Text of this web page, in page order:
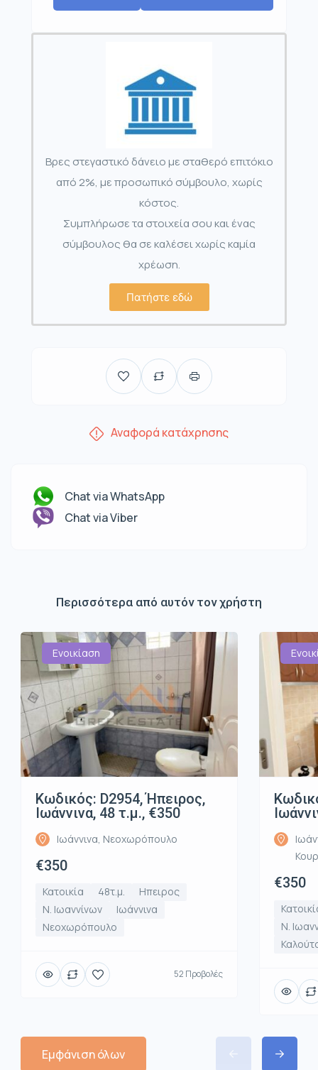
Βρες στεγαστικό δάνειο με σταθερό επιτόκιο
από 2%, με προσωπικό σύμβουλο, χωρίς
κόστος.
Συμπλήρωσε τα στοιχεία σου και ένας
σύμβουλος θα σε καλέσει χωρίς καμία
χρέωση.
Πατήστε εδώ
Αναφορά κατάχρησης
Chat via WhatsApp
Chat via Viber
Περισσότερα από αυτόν τον χρήστη
Ενοικίαση
Κωδικός: D2954, Ήπειρος,
Ιωάννινα, 48 τ.μ., €350
Ιωάννινα, Νεοχωρόπουλο
€350
Κατοικία 48τ.μ.
Ηπειρος
Ν. Ιωαννίνων
Ιωάννινα
Νεοχωρόπουλο
52 Προβολές
€350
Ν.
Εμφάνιση όλων